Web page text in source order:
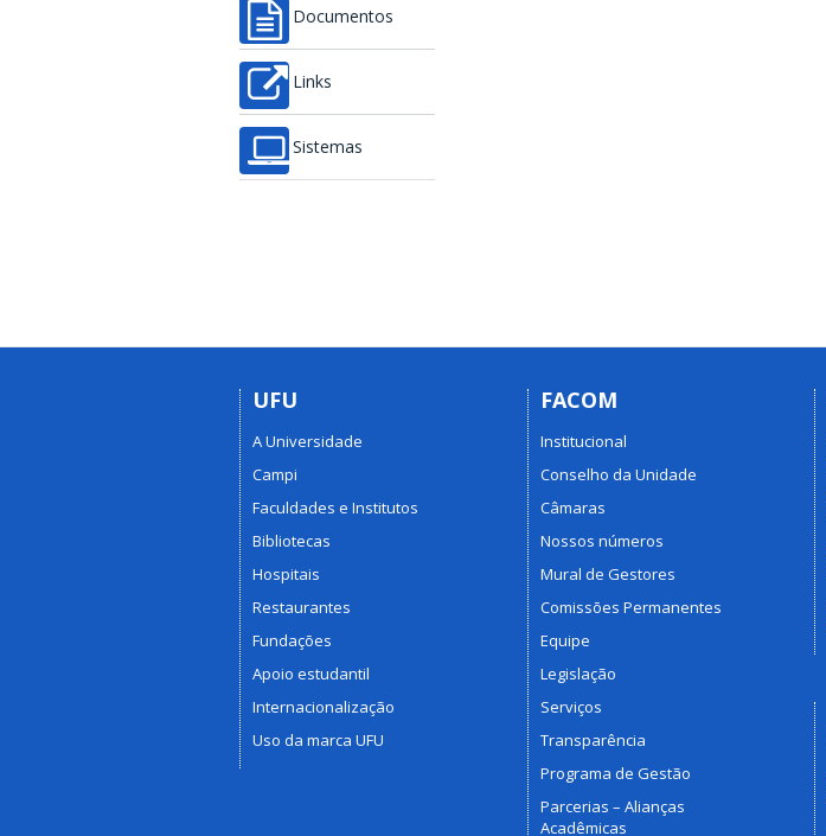
Documentos
Links
Sistemas
UFU
A Universidade
Campi
Faculdades e Institutos
Bibliotecas
Hospitais
Restaurantes
Fundações
Apoio estudantil
Internacionalização
Uso da marca UFU
FACOM
Institucional
Conselho da Unidade
Câmaras
Nossos números
Mural de Gestores
Comissões Permanentes
Equipe
Legislação
Serviços
Transparência
Programa de Gestão
Parcerias – Alianças
Acadêmicas